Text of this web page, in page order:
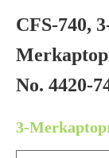
CFS-740,
No. 4420-
3-